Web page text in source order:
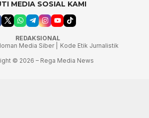
MEDIA SOSIAL KAMI
REDAKSIONAL
Media Siber |
Kode Etik Jurnalistik
© 2026 – Rega Media News